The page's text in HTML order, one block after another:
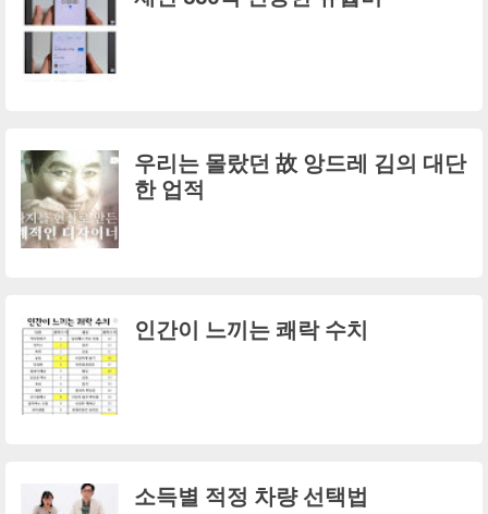
우리는 몰랐던 故 앙드레 김의 대단
한 업적
인간이 느끼는 쾌락 수치
소득별 적정 차량 선택법